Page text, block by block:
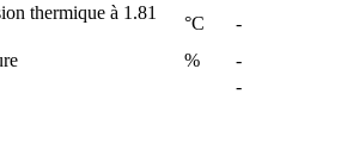
thermique à 1.81
°C
-
%
-
-